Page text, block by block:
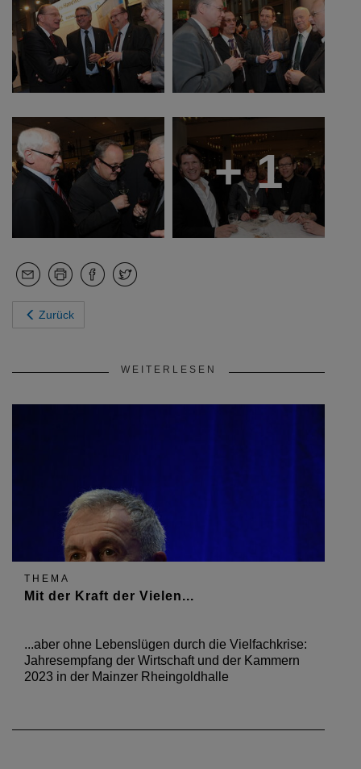
+ 1
Zurück
WEITERLESEN
THEMA
Mit der Kraft der Vielen...
...aber ohne Lebenslügen durch die Vielfachkrise:
Jahresempfang der Wirtschaft und der Kammern
2023 in der Mainzer Rheingoldhalle